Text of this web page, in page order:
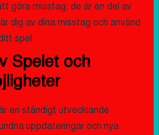
göra misstag; de är en del av
dig av dina misstag och använd
spel.
Spelet och
en ständigt utvecklande
uppdateringar och nya